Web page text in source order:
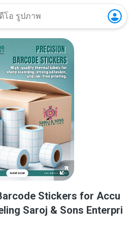
Stickers for Accu
Saroj & Sons Enterpri